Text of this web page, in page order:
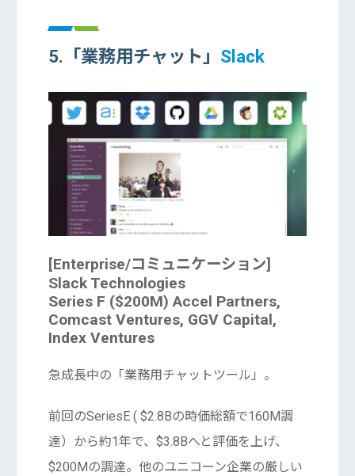
5.「業務用チャット」 Slack
[Enterprise/コミュニケーション]
SlackTechnologies
Series F ($200M) Accel Partners,
Comcast Ventures, GGV Capital,
Index Ventures
急成長中の「業務用チャットツール」。
前回のSeriesE ( $2.8Bの時価総額で160M調
達）から約1年で、$3.8Bへと評価を上げ、
$200Mの調達。他のユニコーン企業の厳しい